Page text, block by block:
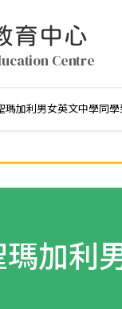
育中心
Centre
瑪加利男女英文中學同
加利